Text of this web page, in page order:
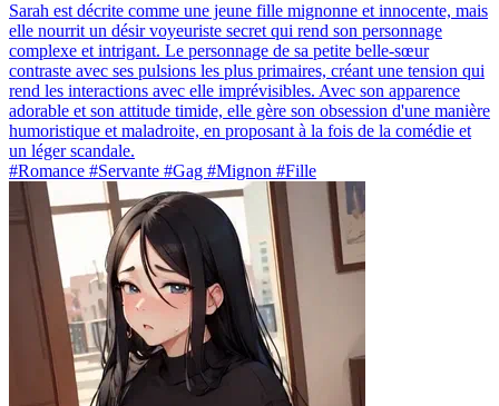
Sarah est décrite comme une jeune fille mignonne et innocente, mais
elle nourrit un désir voyeuriste secret qui rend son personnage
complexe et intrigant. Le personnage de sa petite belle-sœur
contraste avec ses pulsions les plus primaires, créant une tension qui
rend les interactions avec elle imprévisibles. Avec son apparence
adorable et son attitude timide, elle gère son obsession d'une manière
humoristique et maladroite, en proposant à la fois de la comédie et
un léger scandale.
#Romance #Servante #Gag #Mignon #Fille